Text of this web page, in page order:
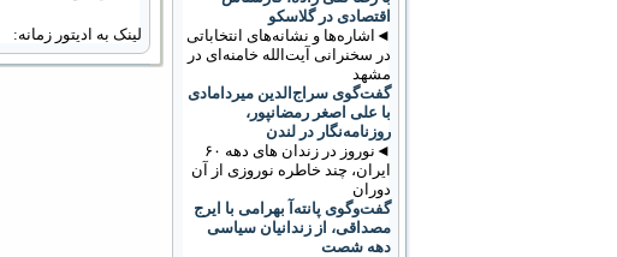
اقتصادی در گلاسکو
◄اشاره‌ها و نشانه‌های انتخاباتی
در سخنرانی آیت‌الله خامنه‌ای در
مشهد
گفت‌گوی سراج‌الدین میردامادی
با علی اصغر رمضانپور،
روزنامه‌نگار در لندن
◄نوروز در زندان های دهه ۶۰
ایران، چند خاطره نوروزی از آن
دوران
گفت‌وگوی پانته‌آ بهرامی با ایرج
مصداقی، از زندانیان سیاسی
دهه شصت
لینک به ادیتور